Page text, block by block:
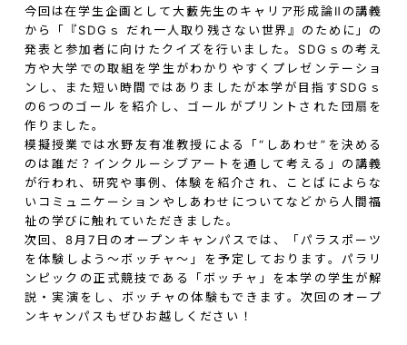
今回は在学生企画として大藪先生のキャリア形成論Ⅱの講義
から「『SDGｓ だれ一人取り残さない世界』のために」の
発表と参加者に向けたクイズを行いました。SDGｓの考え
方や大学での取組を学生がわかりやすくプレゼンテーショ
ンし、また短い時間ではありましたが本学が目指すSDGｓ
の6つのゴールを紹介し、ゴールがプリントされた団扇を
作りました。
模擬授業では水野友有准教授による「“しあわせ”を決める
のは誰だ？インクルーシブアートを通して考える」の講義
が行われ、研究や事例、体験を紹介され、ことばによらな
いコミュニケーションやしあわせについてなどから人間福
祉の学びに触れていただきました。
次回、8月7日のオープンキャンパスでは、「パラスポーツ
を体験しよう～ボッチャ～」を予定しております。パラリ
ンピックの正式競技である「ボッチャ」を本学の学生が解
説・実演をし、ボッチャの体験もできます。次回のオープ
ンキャンパスもぜひお越しください！